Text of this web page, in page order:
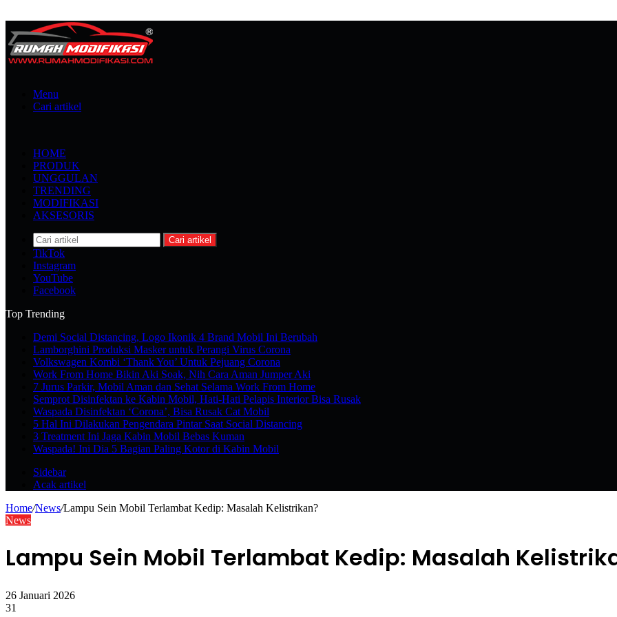
Menu
Cari artikel
HOME
PRODUK
UNGGULAN
TRENDING
MODIFIKASI
AKSESORIS
Cari artikel
TikTok
Instagram
YouTube
Facebook
Top Trending
Demi Social Distancing, Logo Ikonik 4 Brand Mobil Ini Berubah
Lamborghini Produksi Masker untuk Perangi Virus Corona
Volkswagen Kombi ‘Thank You’ Untuk Pejuang Corona
Work From Home Bikin Aki Soak, Nih Cara Aman Jumper Aki
7 Jurus Parkir, Mobil Aman dan Sehat Selama Work From Home
Semprot Disinfektan ke Kabin Mobil, Hati-Hati Pelapis Interior Bisa Rusak
Waspada Disinfektan ‘Corona’, Bisa Rusak Cat Mobil
5 Hal Ini Dilakukan Pengendara Pintar Saat Social Distancing
3 Treatment Ini Jaga Kabin Mobil Bebas Kuman
Waspada! Ini Dia 5 Bagian Paling Kotor di Kabin Mobil
Sidebar
Acak artikel
Home/News/Lampu Sein Mobil Terlambat Kedip: Masalah Kelistrikan?
News
Lampu Sein Mobil Terlambat Kedip: Masalah
26 Januari 2026
31